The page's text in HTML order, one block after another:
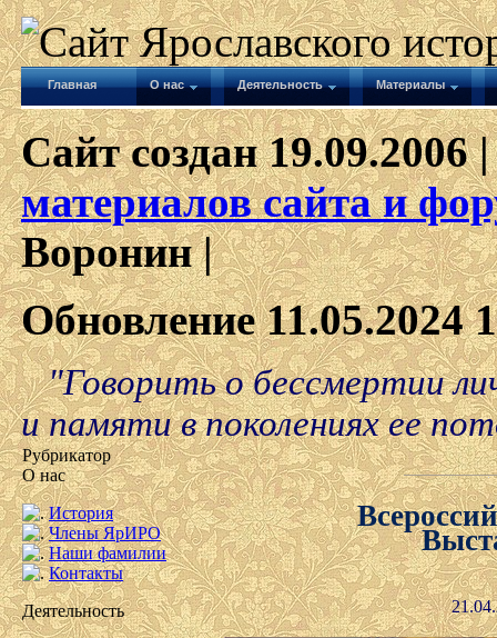
Главная О нас Деятельность Материалы
Сайт создан 19.09.2006
материалов сайта и
Воронин |
Обновление 11.05.2024
"Говорить о бессмертии
и памяти в поколениях ее
Рубрикатор
О нас
История
Члены ЯрИРО
Наши фамилии
Контакты
Деятельность